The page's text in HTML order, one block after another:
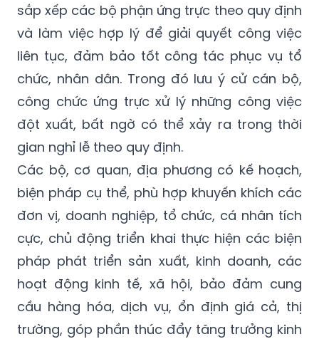
sắp xếp các bộ phận ứng trực theo quy định
và làm việc hợp lý để giải quyết công việc
liên tục, đảm bảo tốt công tác phục vụ tổ
chức, nhân dân. Trong đó lưu ý cử cán bộ,
công chức ứng trực xử lý những công việc
đột xuất, bất ngờ có thể xảy ra trong thời
gian nghỉ lễ theo quy định.
Các bộ, cơ quan, địa phương có kế hoạch,
biện pháp cụ thể, phù hợp khuyến khích các
đơn vị, doanh nghiệp, tổ chức, cá nhân tích
cực, chủ động triển khai thực hiện các biện
pháp phát triển sản xuất, kinh doanh, các
hoạt động kinh tế, xã hội, bảo đảm cung
cầu hàng hóa, dịch vụ, ổn định giá cả, thị
trường, góp phần thúc đẩy tăng trưởng kinh